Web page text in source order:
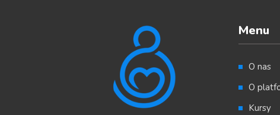
Menu
O nas
O
Kursy